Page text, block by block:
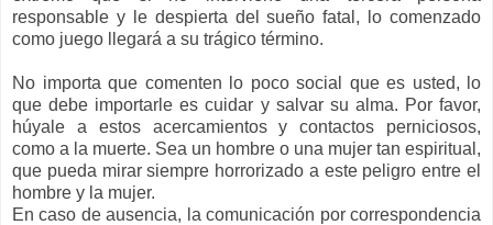
responsable y le despierta del sueño fatal, lo comenzado
como juego llegará a su trágico término.
No importa que comenten lo poco social que es usted, lo
que debe importarle es cuidar y salvar su alma. Por favor,
húyale a estos acercamientos y contactos perniciosos,
como a la muerte. Sea un hombre o una mujer tan espiritual,
que pueda mirar siempre horrorizado a este peligro entre el
hombre y la mujer.
En caso de ausencia, lacomunicación por correspondencia